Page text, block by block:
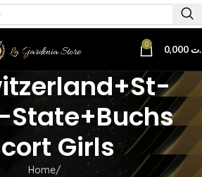
0
State+buchs
Girls
Home